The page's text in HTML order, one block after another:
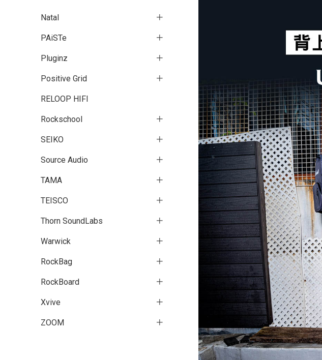
Natal
PAiSTe
Pluginz
Positive Grid
RELOOP HIFI
Rockschool
SEIKO
Source Audio
TAMA
TEISCO
Thorn SoundLabs
Warwick
RockBag
RockBoard
Xvive
ZOOM